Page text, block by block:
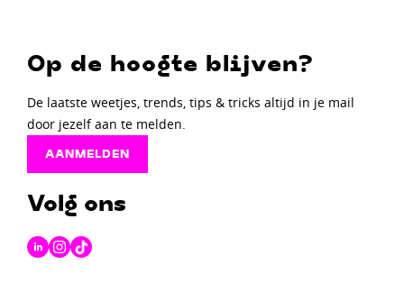
Op de hoogte blijven?
De laatste weetjes, trends, tips & tricks altijd in je mail
door jezelf aan te melden.
AANMELDEN
Volg ons